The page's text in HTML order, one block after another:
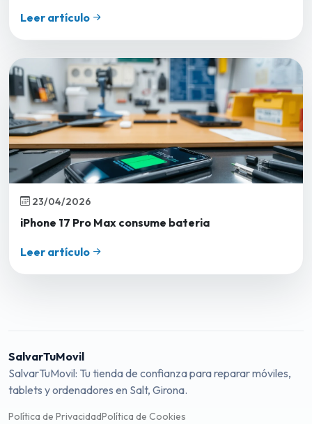
Leer artículo
23/04/2026
iPhone 17 Pro Max consume bateria
Leer artículo
SalvarTuMovil
SalvarTuMovil: Tu tienda de confianza para reparar móviles,
tablets y ordenadores en Salt, Girona.
Política de PrivacidadPolítica de Cookies